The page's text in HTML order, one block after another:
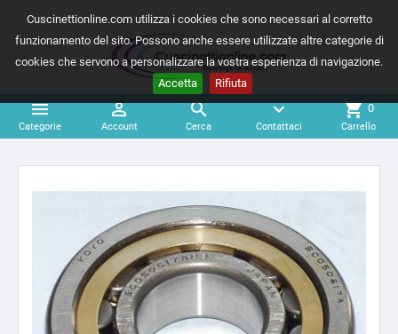
Cuscinettionline.com utilizza i cookies che sono necessari al corretto
funzionamento del sito. Possono anche essere utilizzate altre categorie di
cookies che servono a personalizzare la vostra esperienza di navigazione.
Accetta
Rifiuta

Categorie

Account

Cerca
expand_more
Contattaci
shopping_cart 0
Carrello